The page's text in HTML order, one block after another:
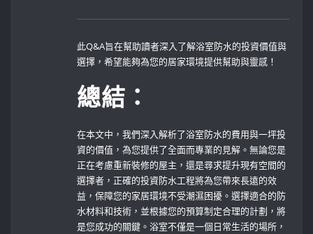
此Q&A旨在幫助讀者深入了解浴室防水的投資價值與
選擇，希望能夠為您的居家環境提供幫助與靈感！⁢
總結：
在本文中，我們深入解析了浴室防水的費用與一坪投
資的價值，為您提供了全面而專業的見解。無論您是
正在考慮重新裝修的屋主，還是尋求提升現有空間的
選擇者，正確的投資防水工程將為您帶來長遠的效
益，保障您的家居環境不受潮濕困擾。選擇適合的防
水材料和技術，並根據您的預算制定合理的計劃，將
是您成功的關鍵。浴室不僅是一個日常生活的場所，